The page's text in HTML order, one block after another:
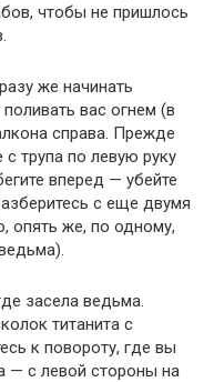
чтобы не пришлось
же начинать
вас огнем (в
справа. Прежде
трупа по левую руку
вперед — убейте
с еще двумя
опять же, по одному,
засела ведьма.
титанита с
к повороту, где вы
— с левой стороны на